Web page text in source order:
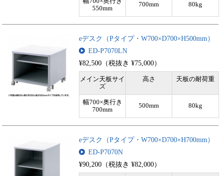
550mm
700mm 80kg
eデスク（Pタイプ・W700×D700×H500mm）
ED-P7070LN
¥82,500（税抜き ¥75,000）
メイン天板サイ
ズ
高さ 天板の耐荷重
幅700×奥行き
700mm
500mm 80kg
eデスク（Pタイプ・W700×D700×H700mm）
ED-P7070N
¥90,200（税抜き ¥82,000）